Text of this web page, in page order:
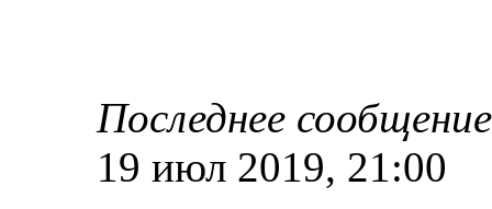
Последнее
19 июл 2019, 21:00